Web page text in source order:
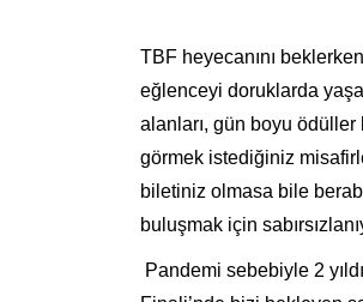
TBF heyecanını
eğlenceyi doruklarda
alanları, gün boyu
görmek istediğiniz
biletiniz olmasa bile
buluşmak için
Pandemi sebebiyle 2